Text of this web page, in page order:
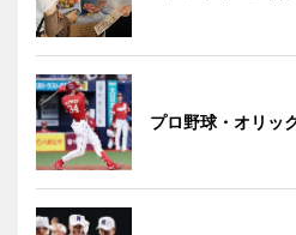
プロ野球・オリッ